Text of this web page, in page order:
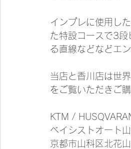
インプレに使用し
た特設コースで3
る直線などなどエ
当店と香川店は世
をご覧いただきご
KTM /
ベイシストオート
京都市山科区北花